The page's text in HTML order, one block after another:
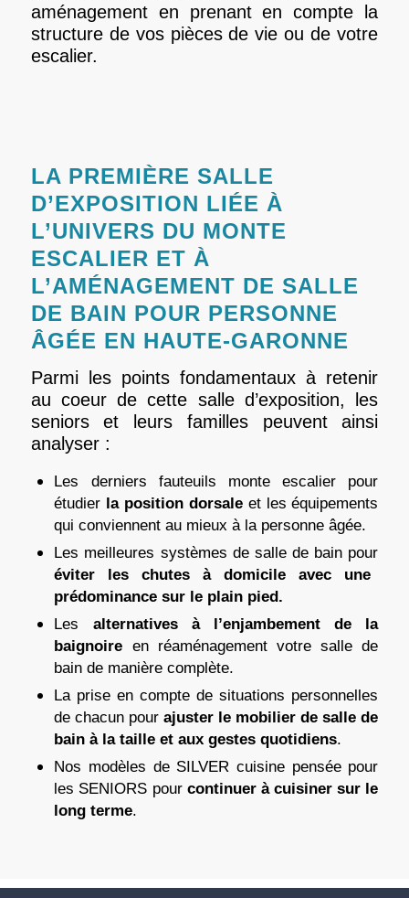
aménagement en prenant en compte la
structure de vos pièces de vie ou de votre
escalier.
LA PREMIÈRE SALLE
D’EXPOSITION LIÉE À
L’UNIVERS DU MONTE
ESCALIER ET À
L’AMÉNAGEMENT DE SALLE
DE BAIN POUR PERSONNE
ÂGÉE EN HAUTE-GARONNE
Parmi les points fondamentaux à retenir
au coeur de cette salle d’exposition, les
seniors et leurs familles peuvent ainsi
analyser :
Les derniers fauteuils monte escalier pour
étudier la position dorsaleet les équipements
qui conviennent au mieux à la personne âgée.
Les meilleures systèmes de salle de bain pour
éviter les chutes à domicile avec une
prédominance sur le plain pied.
Les alternatives à l’enjambement de la
baignoire en réaménagement votre salle de
bain de manière complète.
La prise en compte de situations personnelles
de chacun pour ajuster le mobilier de salle de
bain à la taille et aux gestes quotidiens.
Nos modèles de SILVER cuisine pensée pour
les SENIORS pourcontinuer à cuisiner sur le
long terme.